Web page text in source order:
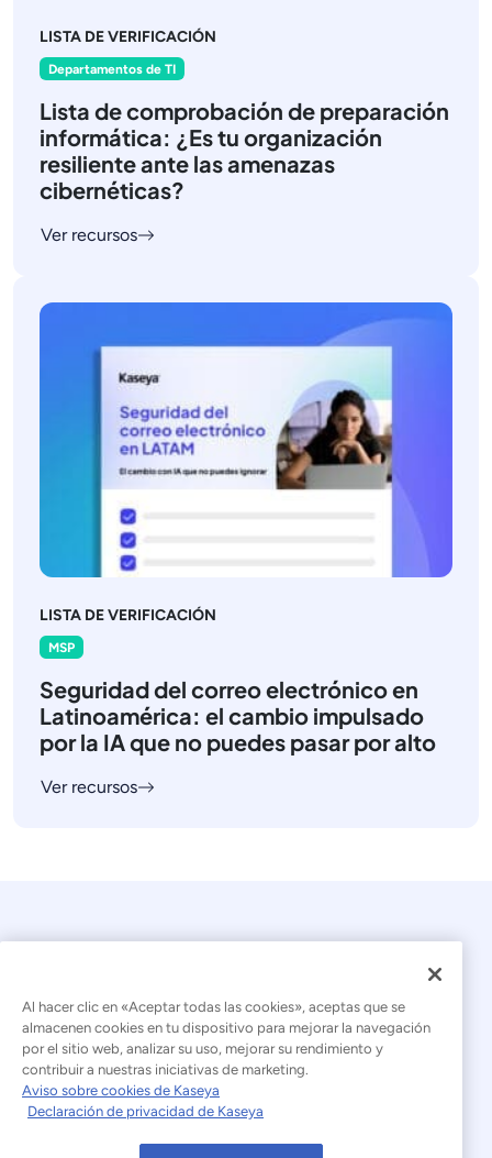
LISTA DE VERIFICACIÓN
Departamentos de TI
Lista de comprobación de preparación
informática: ¿Es tu organización
resiliente ante las amenazas
cibernéticas?
Ver recursos
LISTA DE VERIFICACIÓN
MSP
Seguridad del correo electrónico en
Latinoamérica: el cambio impulsado
por la IA que no puedes pasar por alto
Ver recursos
© 2026 Kaseya. Todos los derechos reservados.
Español (América Latina)
Declaración sobre la esclavitud moderna
Al hacer clic en «Aceptar todas las cookies», aceptas que se
almacenen cookies en tu dispositivo para mejorar la navegación
por el sitio web, analizar su uso, mejorar su rendimiento y
contribuir a nuestras iniciativas de marketing.
Aviso sobre cookies de Kaseya
Declaración de privacidad de Kaseya